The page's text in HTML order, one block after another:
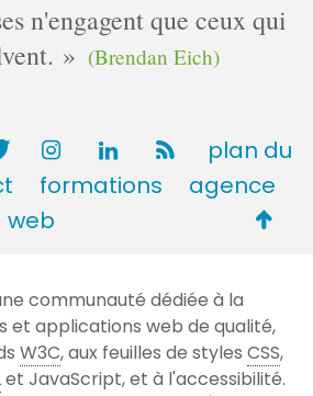
n'engagent que ceux qui
(Brendan Eich)
plan du
formations
agence
web
de
page
communauté dédiée à la
et applications web de qualité,
W3C, aux feuilles de styles CSS,
et JavaScript, et à l'accessibilité.